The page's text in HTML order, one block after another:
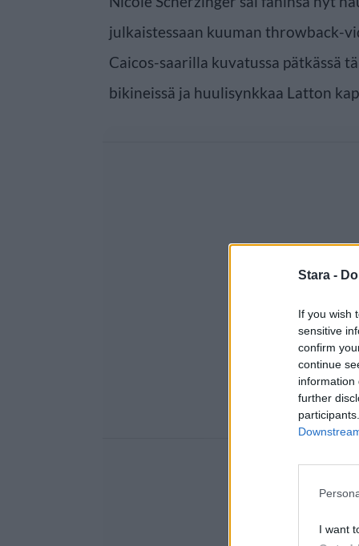
Stara -
If you wish
sensitive
confirm
continue
information
further
I want
julkaistessaan kuuman throwback-
Caicos-saarilla kuvatussa pätkässä
bikineissä ja huulisynkkaa Latton